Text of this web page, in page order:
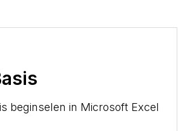
beginselen in Microsoft Excel